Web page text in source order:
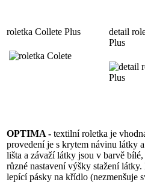
roletka Collete Plus
detail
Plus
OPTIMA - textilní roletka je
provedení je s krytem návinu látky
lišta a závaží látky jsou v barvě
různé nastavení výšky stažení
lepící pásky na křídlo (nezmenšuje